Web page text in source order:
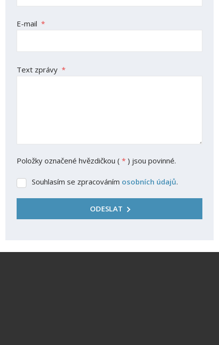
E-mail *
Text zprávy *
Položky označené hvězdičkou ( * ) jsou povinné.
Souhlasím
Souhlasím se zpracováním osobních údajů.
ODESLAT